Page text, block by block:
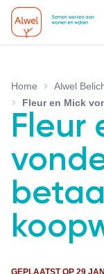
Home
Alwel
Fleur en Mick
Fleur
GEPLAATST OP 29